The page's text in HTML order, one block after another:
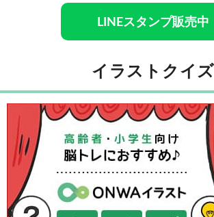
LINEスタンプ販売中
イラストクイズ